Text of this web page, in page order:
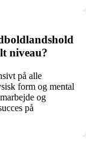
niveau?
på alle
form og mental
og
på